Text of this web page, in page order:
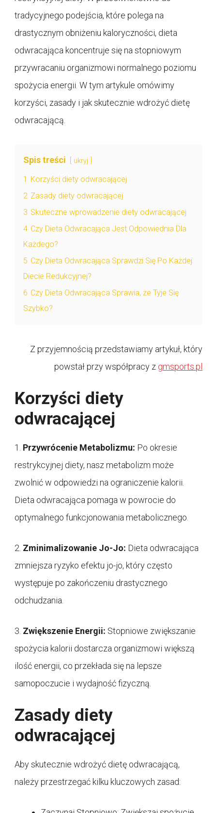
tradycyjnego podejścia, które polega na
drastycznym obniżeniu kaloryczności, dieta
odwracająca koncentruje się na stopniowym
przywracaniu organizmowi normalnego poziomu
spożycia energii. W tym artykule omówimy
korzyści, zasady i jak skutecznie wdrożyć dietę
odwracającą.
Spis treści ukryj
1 Korzyści diety odwracającej
2 Zasady diety odwracającej
3 Skuteczne wprowadzenie diety odwracającej
4 Czy Dieta Odwracająca Jest Odpowiednia Dla
Każdego?
5 Czy Dieta Odwracająca Sprawdzi Się Po Każdej
Diecie Redukcyjnej?
6 Czy Dieta Odwracająca Sprawia, że Tyje Się
Szybko?
Z przyjemnością przedstawiamy artykuł, który
powstał przy współpracy z gmsports.pl
Korzyści diety
odwracającej
1. Przywrócenie Metabolizmu: Po okresie
restrykcyjnej diety, nasz metabolizm może
zwolnić w odpowiedzi na ograniczenie kalorii.
Dieta odwracająca pomaga w powrocie do
optymalnego funkcjonowania metabolicznego.
2. Zminimalizowanie Jo-Jo: Dieta odwracająca
zmniejsza ryzyko efektu jo-jo, który często
występuje po zakończeniu drastycznego
odchudzania.
3. Zwiększenie Energii: Stopniowe zwiększanie
spożycia kalorii dostarcza organizmowi większą
ilość energii, co przekłada się na lepsze
samopoczucie i wydajność fizyczną.
Zasady diety
odwracającej
Aby skutecznie wdrożyć dietę odwracającą,
należy przestrzegać kilku kluczowych zasad: